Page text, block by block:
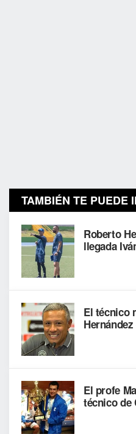
TAMBIÉN TE PUEDE
Roberto
llegada
El técnico
El profe
técnico de